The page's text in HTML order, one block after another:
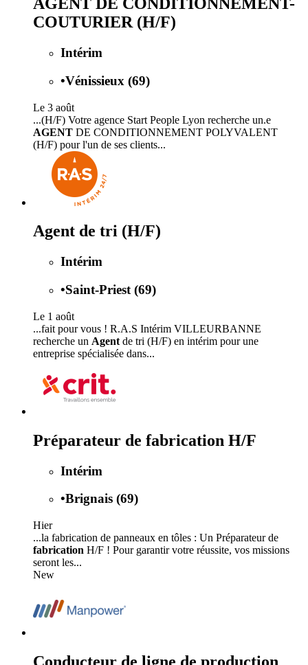
COUTURIER (H/F)
Intérim
•Vénissieux (69)
Le 3 août
...(H/F) Votre agence Start People Lyon recherche un.e
AGENT DE CONDITIONNEMENT POLYVALENT
(H/F) pour l'un de ses clients...
Agent de tri (H/F)
Intérim
•Saint-Priest (69)
Le 1 août
...fait pour vous ! R.A.S Intérim VILLEURBANNE
recherche un Agent de tri (H/F) en intérim pour une
entreprise spécialisée dans...
Préparateur de fabrication H/F
Intérim
•Brignais (69)
Hier
...la fabrication de panneaux en tôles : Un Préparateur de
fabrication H/F ! Pour garantir votre réussite, vos missions
seront les...
New